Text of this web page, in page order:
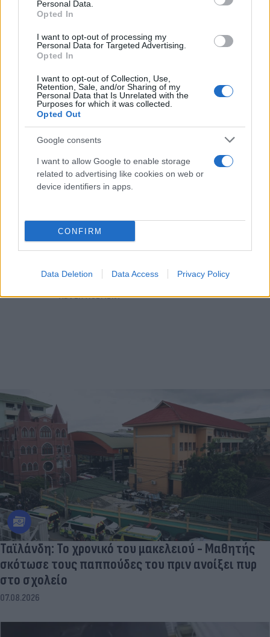
Personal Data.
Opted In
I want to opt-out of processing my
Personal Data for Targeted Advertising.
Opted In
I want to opt-out of Collection, Use,
Retention, Sale, and/or Sharing of my
Personal Data that Is Unrelated with the
Purposes for which it was collected.
Opted Out
Google consents
I want to allow Google to enable storage
related to advertising like cookies on web or
device identifiers in apps.
CONFIRM
Data Deletion Data Access Privacy Policy
Σαρωτικοί έλεγχοι στις παραλίες με drones
– Πρόστιμα έως 73.000 ευρώ σε
επιχειρήσεις
Ταϊλάνδη: Το χρονικό του μακελειού - Μαθητής
σκότωσε τους παππούδες του πριν ανοίξει πυρ
στο σχολείο
07.08.2026